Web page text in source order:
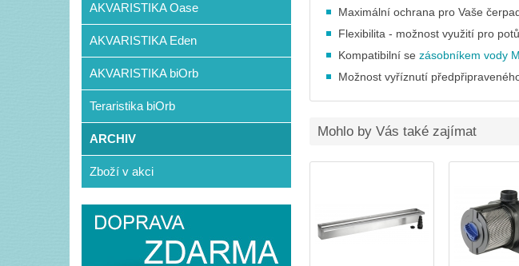
Maximální ochrana pro Vaše
Flexibilita - možnost využití pro
Kompatibilní se zásobníkem vody
Možnost vyříznutí
Mohlo by Vás také zajímat
AKVARISTIKA Oase
AKVARISTIKA Eden
AKVARISTIKA biOrb
Teraristika biOrb
ARCHIV
Zboží v akci